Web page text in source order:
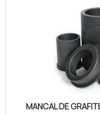
importante, a
caixa moldada
necessária,
intervenções
impactos,
totalmente
caixa sob
MANCAL DE